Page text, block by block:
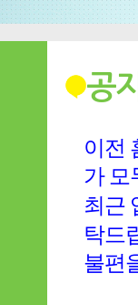
공
이전
가 모
최근
탁드
불편